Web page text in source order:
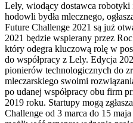
Lely, wiodący dostawca robotyki
hodowli bydła mlecznego,
Future Challenge 2021 są już
2021 będzie wspierany przez
który odegra kluczową rolę w
do współpracy z Lely. Edycja
pionierów technologicznych do
mleczarskiego swoimi
po udanej współpracy obu firm
2019 roku. Startupy mogą
Challenge od 3 marca do 15